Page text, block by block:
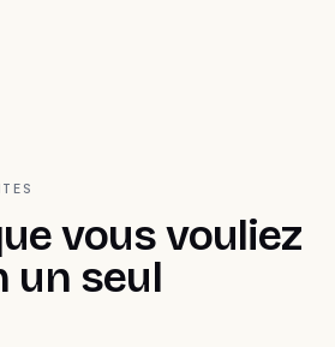
vous vouliez
un seul